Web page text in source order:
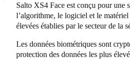
Salto XS4 Face est conçu pour une
l’algorithme, le logiciel et le
élevées établies par le secteur de la
Les données biométriques sont
protection des données les plus